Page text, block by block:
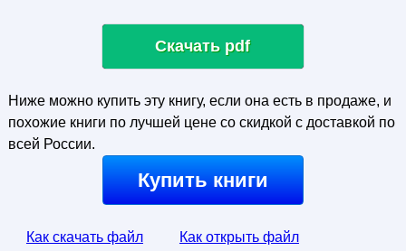
Скачать pdf
Ниже можно купить эту книгу, если она есть в продаже, и
похожие книги по лучшей цене со скидкой с доставкой по
всей России.
Купить книги
Как скачать файл Как открыть файл